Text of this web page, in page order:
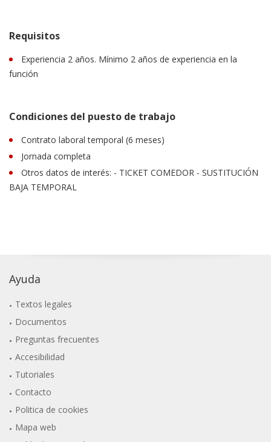
Requisitos
Experiencia 2 años. Mínimo 2 años de experiencia en la
función
Condiciones del puesto de trabajo
Contrato laboral temporal (6 meses)
Jornada completa
Otros datos de interés: - TICKET COMEDOR - SUSTITUCIÓN
BAJA TEMPORAL
Ayuda
Textos legales
Documentos
Preguntas frecuentes
Accesibilidad
Tutoriales
Contacto
Politica de cookies
Mapa web